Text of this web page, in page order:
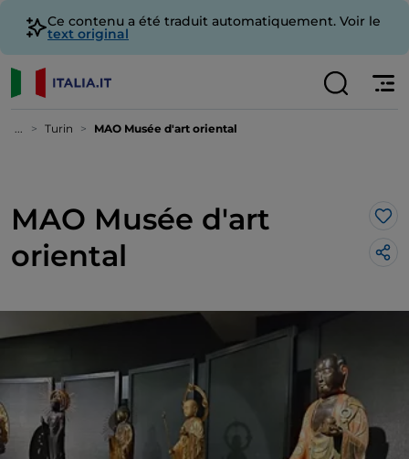
Ce contenu a été traduit automatiquement. Voir le
text original
... Turin MAO Musée d'art oriental
MAO Musée d'art
oriental